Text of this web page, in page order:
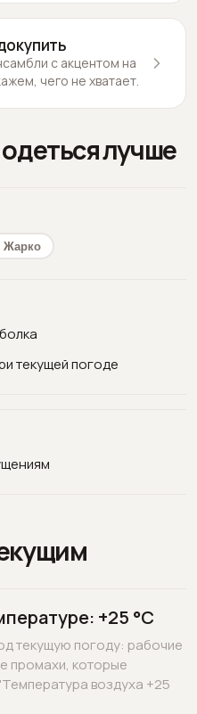
с акцентом на
чего не хватает.
лучше
Жарко
текущей погоде
+25 °C
текущую погоду: рабочие
промахи, которые
воздуха +25